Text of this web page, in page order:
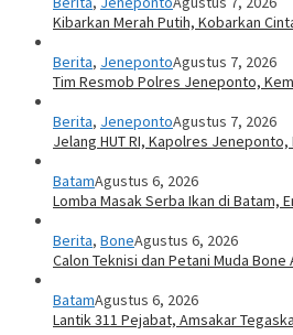
Kibarkan Merah Putih, Kobarkan
Berita, JenepontoAgustus 7, 2026
Tim Resmob Polres Jeneponto,
Berita, JenepontoAgustus 7, 2026
Jelang HUT RI, Kapolres
BatamAgustus 6, 2026
Lomba Masak Serba Ikan di Batam,
Berita, BoneAgustus 6, 2026
Calon Teknisi dan Petani Muda
BatamAgustus 6, 2026
Lantik 311 Pejabat, Amsakar